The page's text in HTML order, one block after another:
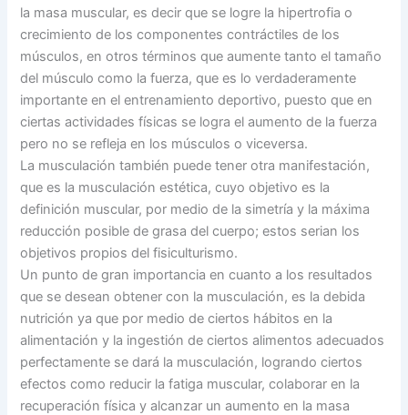
la masa muscular, es decir que se logre la hipertrofia o
crecimiento de los componentes contráctiles de los
músculos, en otros términos que aumente tanto el tamaño
del músculo como la fuerza, que es lo verdaderamente
importante en el entrenamiento deportivo, puesto que en
ciertas actividades físicas se logra el aumento de la fuerza
pero no se refleja en los músculos o viceversa.
La musculación también puede tener otra manifestación,
que es la musculación estética, cuyo objetivo es la
definición muscular, por medio de la simetría y la máxima
reducción posible de grasa del cuerpo; estos serian los
objetivos propios del fisiculturismo.
Un punto de gran importancia en cuanto a los resultados
que se desean obtener con la musculación, es la debida
nutrición ya que por medio de ciertos hábitos en la
alimentación y la ingestión de ciertos alimentos adecuados
perfectamente se dará la musculación, logrando ciertos
efectos como reducir la fatiga muscular, colaborar en la
recuperación física y alcanzar un aumento en la masa